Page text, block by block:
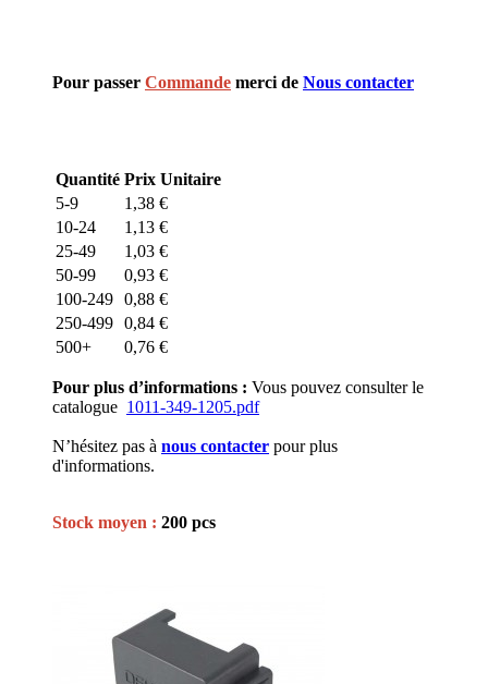
Pour passer Commande merci de Nous contacter
Quantité Prix Unitaire
5-9
1,38 €
10-24
1,13 €
25-49
1,03 €
50-99
0,93 €
100-249 0,88 €
250-499 0,84 €
500+
0,76 €
Pour plus d’informations : Vous pouvez consulter le
catalogue 1011-349-1205.pdf
N’hésitez pas à nous contacter pour plus
d'informations.
Stock moyen : 200 pcs